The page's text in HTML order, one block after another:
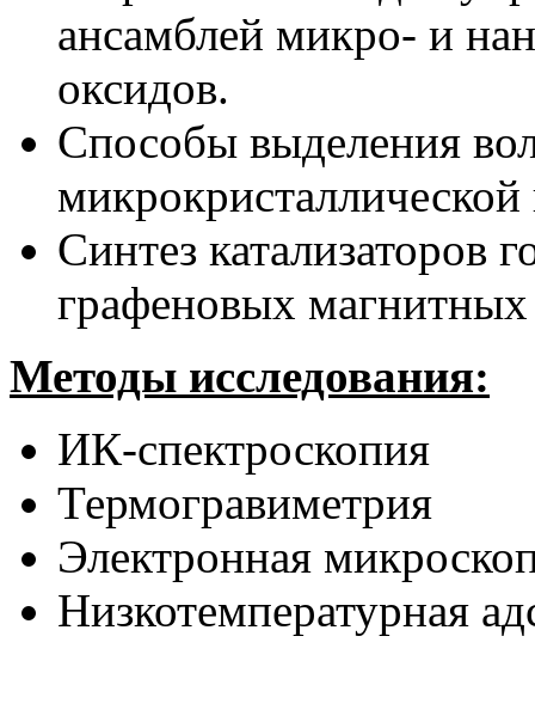
ансамблей микро- и
оксидов.
Способы выделения
Синтез катализаторов
графеновых
Методы исследования:
ИК-спектроскопия
Термогравиметрия
Электронная
Низкотемпературная